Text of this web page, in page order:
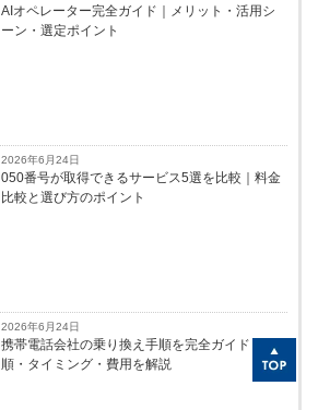
AIオペレーター完全ガイド｜メリット・活用シ
ーン・選定ポイント
2026年6月24日
050番号が取得できるサービス5選を比較｜料金
比較と選び方のポイント
2026年6月24日
携帯電話会社の乗り換え手順を完全ガイド｜手
順・タイミング・費用を解説